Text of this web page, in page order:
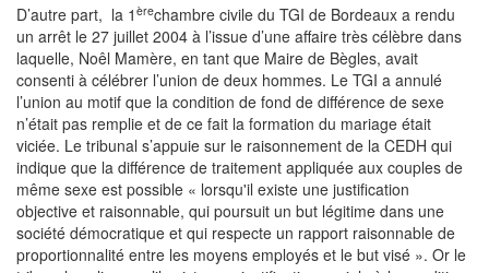
D’autre part, la 1 èrechambre civile du TGI de Bordeaux a rendu
un arrêt le 27 juillet 2004 à l’issue d’une affaire très célèbre dans
laquelle, Noêl Mamère, en tant que Maire de Bègles, avait
consenti à célébrer l’union de deux hommes. Le TGI a annulé
l’union au motif que la condition de fond de différence de sexe
n’était pas remplie et de ce fait la formation du mariage était
viciée. Le tribunal s’appuie sur le raisonnement de la CEDH qui
indique que la différence de traitement appliquée aux couples de
même sexe est possible « lorsqu'il existe une justification
objective et raisonnable, qui poursuit un but légitime dans une
société démocratique et qui respecte un rapport raisonnable de
proportionnalité entre les moyens employés et le but visé ». Or le